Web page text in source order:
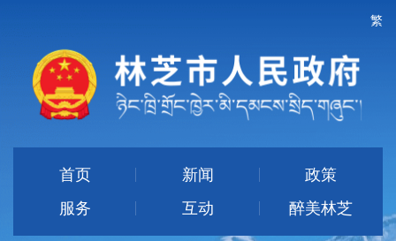
繁
首页 新闻
政策
服务
互动 醉美林芝